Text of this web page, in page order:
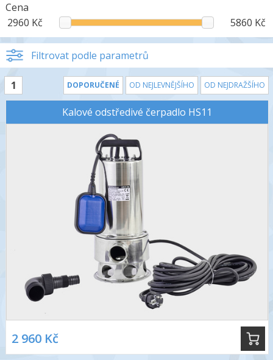
Cena
2960 Kč
5860 Kč
Filtrovat podle parametrů
1 DOPORUČENÉ OD NEJLEVNĚJŠÍHO OD NEJDRAŽŠÍHO
Kalové odstředivé čerpadlo HS11
2 960 Kč